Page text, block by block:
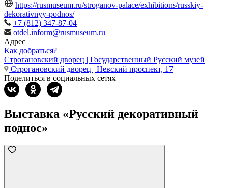
https://rusmuseum.ru/stroganov-palace/exhibitions/russkiy-
dekorativnyy-podnos/
+7 (812) 347-87-04
otdel.inform@rusmuseum.ru
Адрес
Как добраться?
Строгановский дворец | Государственный Русский музей
Строгановский дворец | Невский проспект, 17
Поделиться в социальных сетях
Выставка «Русский декоративный
поднос»